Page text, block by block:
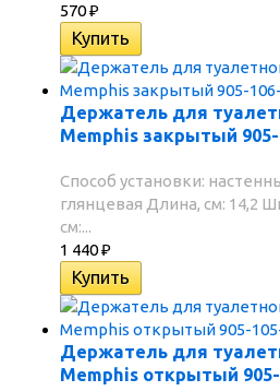
570₽
Держатель для
Memphis закрытый 905-
Способ установки:
глянцевая Длина, см: 14,2
см:...
1 440₽
Держатель для
Memphis открытый 905-